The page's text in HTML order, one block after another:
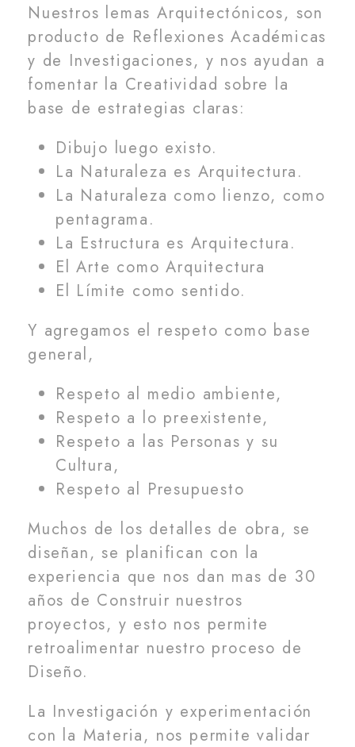
Nuestros lemas Arquitectónicos, son
producto de Reflexiones Académicas
y de Investigaciones, y nos ayudan a
fomentar la Creatividad sobre la
base de estrategias claras:
Dibujo luego existo.
La Naturaleza es Arquitectura.
La Naturaleza como lienzo, como
pentagrama.
La Estructura es Arquitectura.
El Arte como Arquitectura
El Límite como sentido.
Y agregamos el respeto como base
general,
Respeto al medio ambiente,
Respeto a lo preexistente,
Respeto a las Personas y su
Cultura,
Respeto al Presupuesto
Muchos de los detalles de obra, se
diseñan, se planifican con la
experiencia que nos dan mas de 30
años de Construir nuestros
proyectos, y esto nos permite
retroalimentar nuestro proceso de
Diseño.
La Investigación y experimentación
con la Materia, nos permite validar